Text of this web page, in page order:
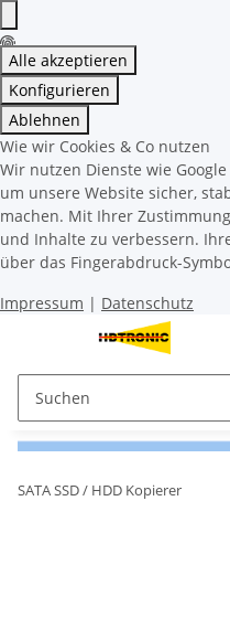
Alle akzeptieren
Konfigurieren
Ablehnen
Wie wir Cookies & Co nutzen
Wir nutzen Dienste wie
um unsere Website sicher,
machen. Mit Ihrer
und Inhalte zu verbessern.
über das Fingerabdruck-
Impressum | Datenschutz
SATA SSD / HDD Kopierer